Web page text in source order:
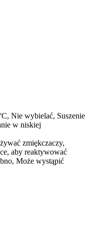
Nie wybielać, Suszenie
w niskiej
zmiękczaczy,
aby reaktywować
Może wystąpić